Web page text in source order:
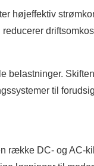
højeffektiv
belastninger.
til
række DC- og AC-